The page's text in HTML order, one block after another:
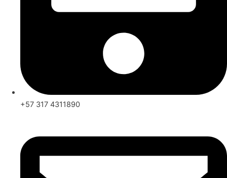
+57 317 4311890